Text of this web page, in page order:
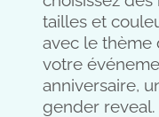
tailles et
avec le thème
votre
anniversaire,
gender reveal.